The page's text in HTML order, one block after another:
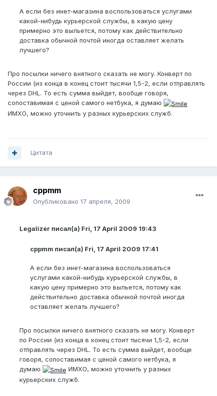
А если без инет-магазина воспользоваться услугами
какой-нибудь курьерской службы, в какую цену
примерно это выльется, потому как действительно
доставка обычной почтой иногда оставляет желать
лучшего?
Про посылки ничего внятного сказать не могу. Конверт по
России (из конца в конец стоит тысячи 1,5-2, если отправлять
через DHL. То есть сумма выйдет, вообще говоря,
сопоставимая с ценой самого нетбука, я думаю
ИМХО, можно уточнить у разных курьерских служб.
Цитата
cppmm
Опубликовано 17 апреля, 2009
Legalizer писал(а) Fri, 17 April 2009 19:43
cppmm писал(а) Fri, 17 April 2009 17:41
А если без инет-магазина воспользоваться
услугами какой-нибудь курьерской службы, в
какую цену примерно это выльется, потому как
действительно доставка обычной почтой иногда
оставляет желать лучшего?
Про посылки ничего внятного сказать не могу. Конверт
по России (из конца в конец стоит тысячи 1,5-2, если
отправлять через DHL. То есть сумма выйдет, вообще
говоря, сопоставимая с ценой самого нетбука, я
думаю
ИМХО, можно уточнить у разных
курьерских служб.